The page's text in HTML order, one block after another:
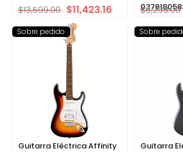
$13,599.00 $11,423.16 $6,299.00
Sobre pedido
Guitarra Eléctrica Affinity
Sobre
Guitarra